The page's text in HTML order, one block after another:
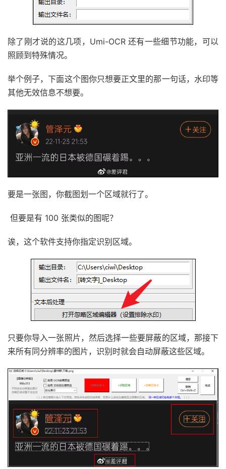
除了刚才说的这几项，Umi-OCR 还有一些细节功能，可以
照顾到特殊情况。
举个例子，下面这个图你只想要正文里的那一句话，水印等
其他无效信息不想要。
要是一张图，你截图划一个区域就行了。
但要是有 100 张类似的图呢？
诶，这个软件支持你指定识别区域。
只要你导入一张照片，然后选择一些要屏蔽的区域，那接下
来所有同分辨率的图片，识别时就会自动屏蔽这些区域。